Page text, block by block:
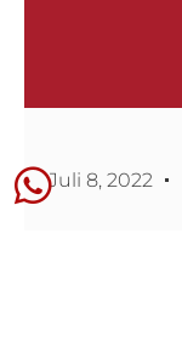
Juli 8, 2022